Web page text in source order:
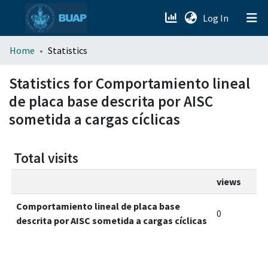
Log In (current)
menu.section.about_menu
All of DSpace
Home Statistics
Statistics for Comportamiento lineal
de placa base descrita por AISC
sometida a cargas cíclicas
Total visits
views
Comportamiento lineal de placa base
descrita por AISC sometida a cargas cíclicas
0